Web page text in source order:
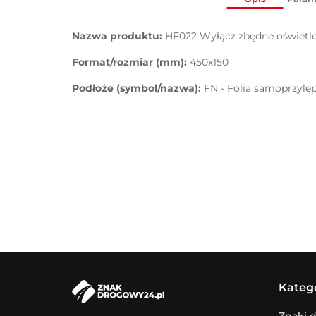
Nazwa produktu: HF022 Wyłącz zbędne
Format/rozmiar (mm): 450x150
Podłoże (symbol/nazwa): FN - Folia